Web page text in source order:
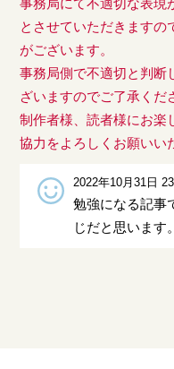
とさせていただきますの
がございます。
事務局側で不適切と判断
ざいますのでご了承くだ
制作者様、読者様にお楽
協力をよろしくお願いい
2022年10月31日
勉強になる記事
じだと思います。